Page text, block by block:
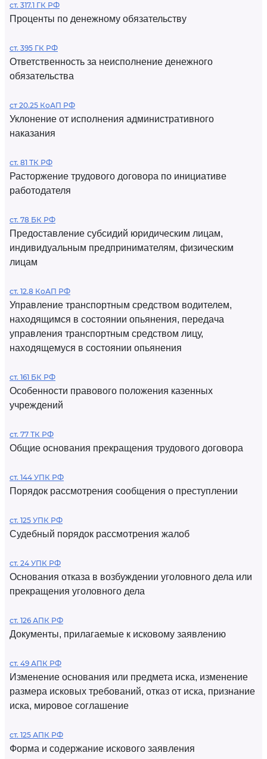
ст. 317.1 ГК РФ
Проценты по денежному обязательству
ст. 395 ГК РФ
Ответственность за неисполнение денежного
обязательства
ст 20.25 КоАП РФ
Уклонение от исполнения административного
наказания
ст. 81 ТК РФ
Расторжение трудового договора по инициативе
работодателя
ст. 78 БК РФ
Предоставление субсидий юридическим лицам,
индивидуальным предпринимателям, физическим
лицам
ст. 12.8 КоАП РФ
Управление транспортным средством водителем,
находящимся в состоянии опьянения, передача
управления транспортным средством лицу,
находящемуся в состоянии опьянения
ст. 161 БК РФ
Особенности правового положения казенных
учреждений
ст. 77 ТК РФ
Общие основания прекращения трудового договора
ст. 144 УПК РФ
Порядок рассмотрения сообщения о преступлении
ст. 125 УПК РФ
Судебный порядок рассмотрения жалоб
ст. 24 УПК РФ
Основания отказа в возбуждении уголовного дела или
прекращения уголовного дела
ст. 126 АПК РФ
Документы, прилагаемые к исковому заявлению
ст. 49 АПК РФ
Изменение основания или предмета иска, изменение
размера исковых требований, отказ от иска, признание
иска, мировое соглашение
ст. 125 АПК РФ
Форма и содержание искового заявления